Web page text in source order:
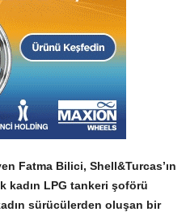
Fatma Bilici, Shell&Turcas’ın
kadın LPG tankeri şoförü
sürücülerden oluşan bir